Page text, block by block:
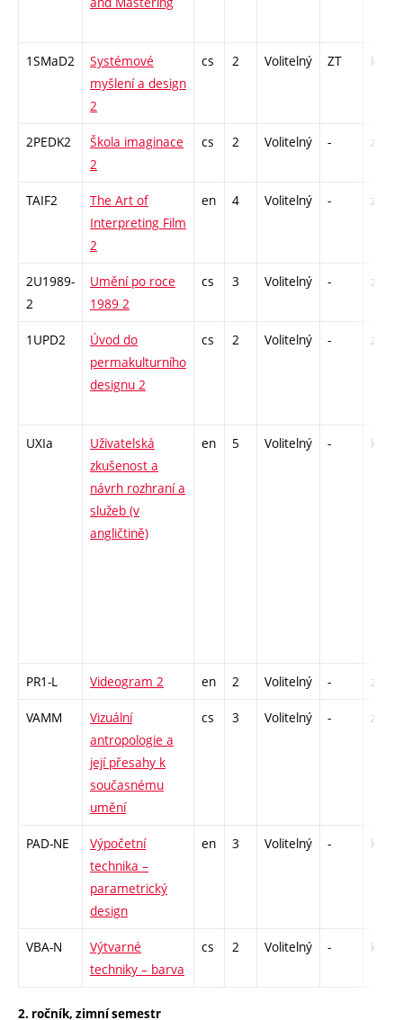
1SMaD2
Systémové
myšlení a design
2
cs 2 Volitelný ZT kl
2PEDK2
Škola imaginace
2
cs 2 Volitelný - zá
TAIF2
The Art of
Interpreting Film
2
en 4 Volitelný - zk
2U1989-
2
Umění po roce
1989 2
cs 3 Volitelný - zk
1UPD2
Úvod do
permakulturního
designu 2
cs 2 Volitelný - zá
UXIa
Uživatelská
zkušenost a
návrh rozhraní a
služeb (v
angličtině)
en 5 Volitelný - kl
PR1-L Videogram 2 en 2 Volitelný - zá
VAMM
Vizuální
antropologie a
její přesahy k
současnému
umění
cs 3 Volitelný - zk
PAD-NE
Výpočetní
technika –
parametrický
design
en 3 Volitelný - kl
VBA-N
Výtvarné
techniky – barva
cs 2 Volitelný - kl
2. ročník, zimní semestr